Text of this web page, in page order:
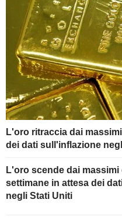
L'oro ritraccia dai
dei dati sull'inflazione
L'oro scende dai massimi
settimane in attesa dei
negli Stati Uniti